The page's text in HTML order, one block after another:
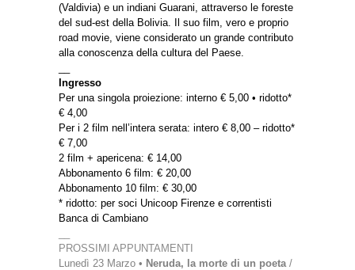
(Valdivia) e un indiani Guarani, attraverso le foreste
del sud-est della Bolivia. Il suo film, vero e proprio
road movie, viene considerato un grande contributo
alla conoscenza della cultura del Paese.
Ingresso
Per una singola proiezione: interno € 5,00 • ridotto*
€ 4,00
Per i 2 film nell’intera serata: intero € 8,00 – ridotto*
€ 7,00
2 film + apericena: € 14,00
Abbonamento 6 film: € 20,00
Abbonamento 10 film: € 30,00
* ridotto: per soci Unicoop Firenze e correntisti
Banca di Cambiano
PROSSIMI APPUNTAMENTI
Lunedì 23 Marzo • Neruda, la morte di un poeta /